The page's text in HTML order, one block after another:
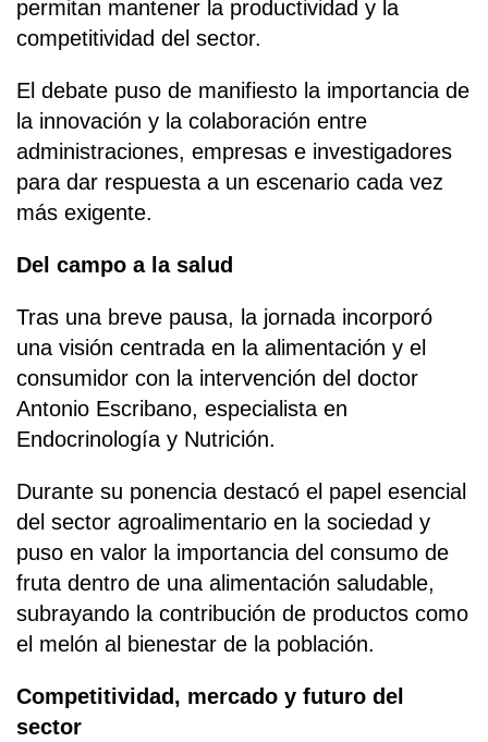
permitan mantener la productividad y la
competitividad del sector.
El debate puso de manifiesto la importancia de
la innovación y la colaboración entre
administraciones, empresas e investigadores
para dar respuesta a un escenario cada vez
más exigente.
Del campo a la salud
Tras una breve pausa, la jornada incorporó
una visión centrada en la alimentación y el
consumidor con la intervención del doctor
Antonio Escribano, especialista en
Endocrinología y Nutrición.
Durante su ponencia destacó el papel esencial
del sector agroalimentario en la sociedad y
puso en valor la importancia del consumo de
fruta dentro de una alimentación saludable,
subrayando la contribución de productos como
el melón al bienestar de la población.
Competitividad, mercado y futuro del
sector